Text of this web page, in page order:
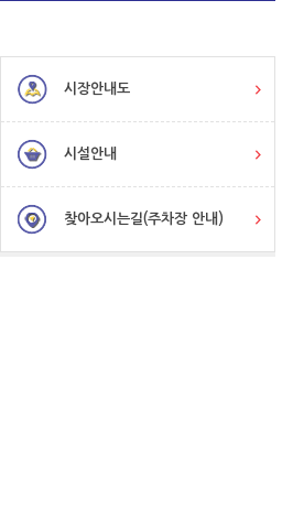
시장안내도
시설안내
찾아오시는길(주차장 안내)